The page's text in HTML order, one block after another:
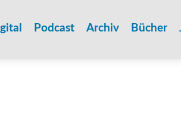
Podcast Archiv Bücher